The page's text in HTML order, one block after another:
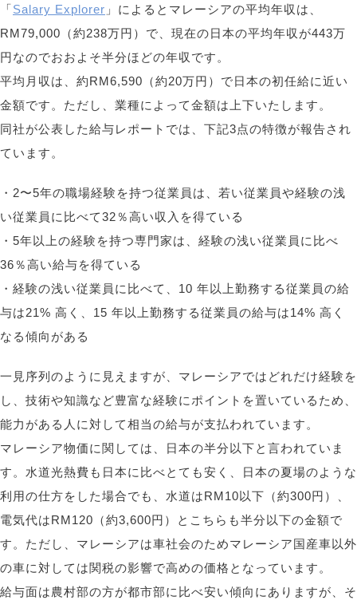
「Salary Explorer 」によるとマレーシアの平均年収は、
RM79,000（約238万円）で、現在の日本の平均年収が443万
円なのでおおよそ半分ほどの年収です。
平均月収は、約RM6,590（約20万円）で日本の初任給に近い
金額です。ただし、業種によって金額は上下いたします。
同社が公表した給与レポートでは、下記3点の特徴が報告され
ています。
・2〜5年の職場経験を持つ従業員は、若い従業員や経験の浅
い従業員に比べて32％高い収入を得ている
・5年以上の経験を持つ専門家は、経験の浅い従業員に比べ
36％高い給与を得ている
・経験の浅い従業員に比べて、10 年以上勤務する従業員の給
与は21% 高く、15 年以上勤務する従業員の給与は14% 高く
なる傾向がある
一見序列のように見えますが、マレーシアではどれだけ経験を
し、技術や知識など豊富な経験にポイントを置いているため、
能力がある人に対して相当の給与が支払われています。
マレーシア物価に関しては、日本の半分以下と言われていま
す。水道光熱費も日本に比べとても安く、日本の夏場のような
利用の仕方をした場合でも、水道はRM10以下（約300円）、
電気代はRM120（約3,600円）とこちらも半分以下の金額で
す。ただし、マレーシアは車社会のためマレーシア国産車以外
の車に対しては関税の影響で高めの価格となっています。
給与面は農村部の方が都市部に比べ安い傾向にありますが、そ